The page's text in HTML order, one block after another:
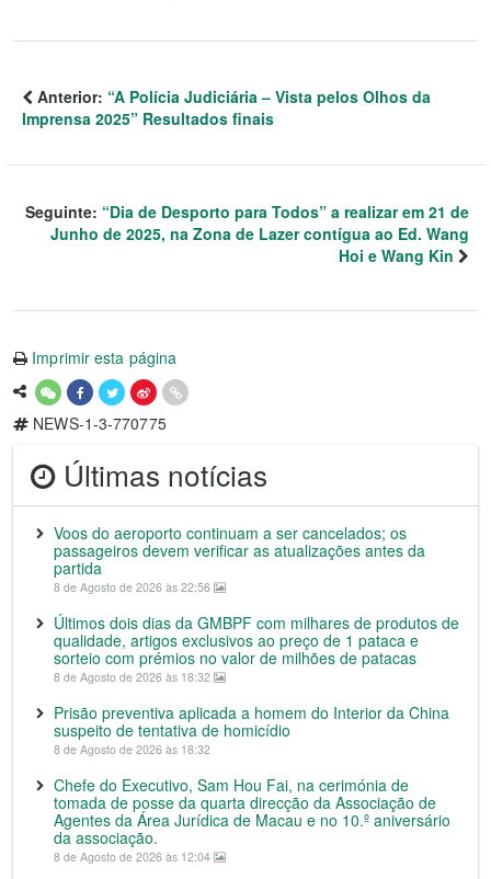
Anterior: “A Polícia Judiciária – Vista pelos Olhos da
Imprensa 2025” Resultados finais
Seguinte: “Dia de Desporto para Todos” a realizar em 21 de
Junho de 2025, na Zona de Lazer contígua ao Ed. Wang
Hoi e Wang Kin
Imprimir esta página
NEWS-1-3-770775
Últimas notícias
Voos do aeroporto continuam a ser cancelados; os
passageiros devem verificar as atualizações antes da
partida
8 de Agosto de 2026 às 22:56
Últimos dois dias da GMBPF com milhares de produtos de
qualidade, artigos exclusivos ao preço de 1 pataca e
sorteio com prémios no valor de milhões de patacas
8 de Agosto de 2026 às 18:32
Prisão preventiva aplicada a homem do Interior da China
suspeito de tentativa de homicídio
8 de Agosto de 2026 às 18:32
Chefe do Executivo, Sam Hou Fai, na cerimónia de
tomada de posse da quarta direcção da Associação de
Agentes da Área Jurídica de Macau e no 10.º aniversário
da associação.
8 de Agosto de 2026 às 12:04